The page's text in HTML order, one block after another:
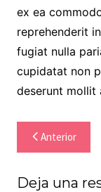
ex ea
reprehenderit
fugiat nulla
cupidatat non
deserunt mollit
de
entradas
Anterior
Deja una